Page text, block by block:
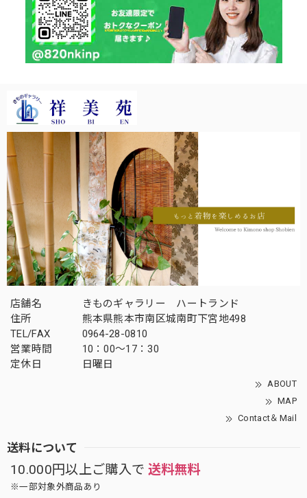
店舗名
きものギャラリー ハートランド
住所
熊本県熊本市南区城南町下宮地498
TEL/FAX
0964-28-0810
営業時間
10：00～17：30
定休日
日曜日
ABOUT
MAP
Contact＆Mail
送料について
10.000円以上ご購入で 送料無料
※一部対象外商品あり